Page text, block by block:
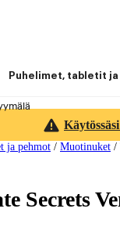
Puhelimet, tabletit
ja pehmot / Muotinuket /
Secrets